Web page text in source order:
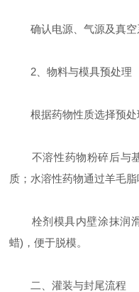
确认电源、气源及真空
‌2、物料与模具预处理‌
根据药物性质选择预处
不溶性药物粉碎后与基
质；水溶性药物通过羊毛脂
栓剂模具内壁涂抹润滑
蜡)，便于脱模‌。
二、灌装与封尾流程